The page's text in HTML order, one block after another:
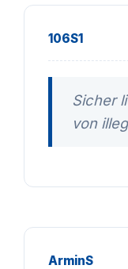
106S1
Sicher
von
ArminS